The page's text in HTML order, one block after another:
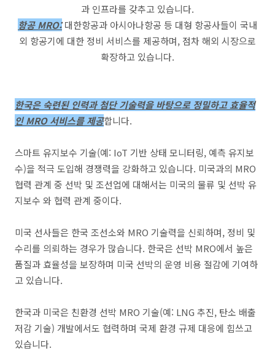
과 인프라를 갖추고 있습니다.
항공 MRO:대한항공과 아시아나항공 등 대형 항공사들이 국내
외 항공기에 대한 정비 서비스를 제공하며, 점차 해외 시장으로
확장하고 있습니다.
한국은 숙련된 인력과 첨단 기술력을 바탕으로 정밀하고 효율적
인 MRO 서비스를 제공합니다.
스마트 유지보수 기술(예: IoT 기반 상태 모니터링, 예측 유지보
수)을 적극 도입해 경쟁력을 강화하고 있습니다. 미국과의 MRO
협력 관계 중 선박 및 조선업에 대해서는 미국의 물류 및 선박 유
지보수 와 협력 관계 중이다.
미국 선사들은 한국 조선소와 MRO 기술력을 신뢰하며, 정비 및
수리를 의뢰하는 경우가 많습니다. 한국은 선박 MRO에서 높은
품질과 효율성을 보장하며 미국 선박의 운영 비용 절감에 기여하
고 있습니다.
한국과 미국은 친환경 선박 MRO 기술(예: LNG 추진, 탄소 배출
저감 기술) 개발에서도 협력하며 국제 환경 규제 대응에 힘쓰고
있습니다.